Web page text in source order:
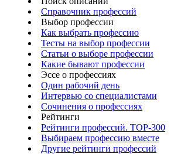
Справочник профессий
Выбор профессии
Как выбрать профессию
Тесты на выбор профессии
Статьи о выборе профессии
Какие бывают профессии
Эссе о профессиях
Один рабочий день
Интервью со специалистами
Сочинения о профессиях
Рейтинги
Рейтинги профессий. TOP-300
Выбираем профессию вместе
Другие рейтинги профессий